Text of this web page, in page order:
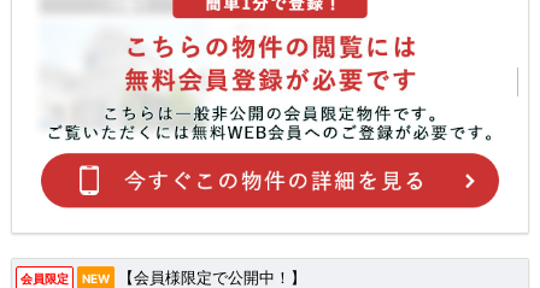
会員限定 NEW 【会員様限定で公開中！】